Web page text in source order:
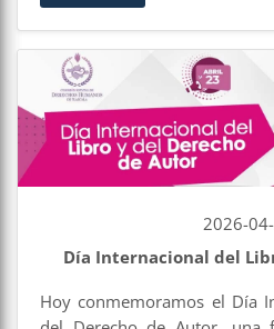
como parte fundamental de
2026-
Día Internacional del
Hoy conmemoramos el Día